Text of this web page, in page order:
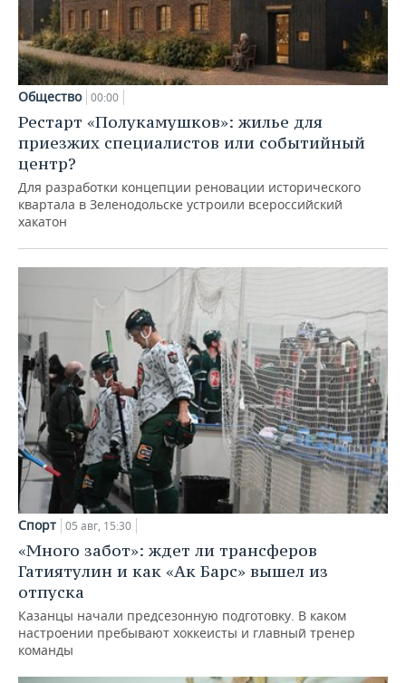
Общество 00:00
Рестарт «Полукамушков»: жилье для
приезжих специалистов или событийный
центр?
Для разработки концепции реновации исторического
квартала в Зеленодольске устроили всероссийский
хакатон
Спорт 05 авг, 15:30
«Много забот»: ждет ли трансферов
Гатиятулин и как «Ак Барс» вышел из
отпуска
Казанцы начали предсезонную подготовку. В каком
настроении пребывают хоккеисты и главный тренер
команды